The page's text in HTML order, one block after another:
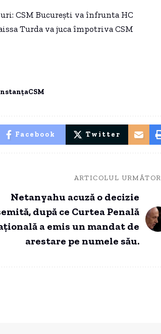
CSM București va înfrunta HC
Turda va juca împotriva CSM
Facebook Twitter
ARTICOLUL URMĂTOR
Netanyahu acuză o decizie
după ce Curtea Penală
a emis un mandat de
arestare pe numele său.